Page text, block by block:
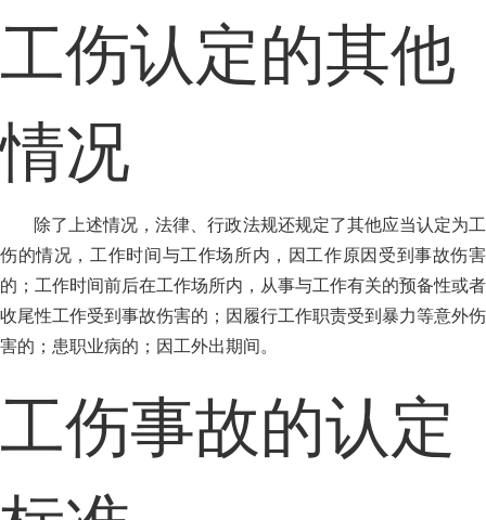
工伤认定的其他
情况
除了上述情况，法律、行政法规还规定了其他应当认定为工
伤的情况，工作时间与工作场所内，因工作原因受到事故伤害
的；工作时间前后在工作场所内，从事与工作有关的预备性或者
收尾性工作受到事故伤害的；因履行工作职责受到暴力等意外伤
害的；患职业病的；因工外出期间。
工伤事故的认定